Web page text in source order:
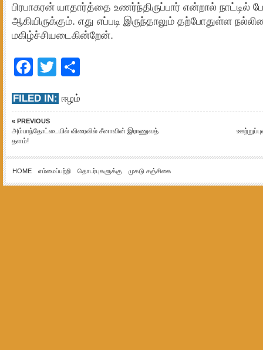
பிரபாகரன் யாதார்த்தை உணர்ந்திருப்பார் என்றால் நாட்டில்
ஆகியிருக்கும். எது எப்படி இருந்தாலும் தற்போதுள்ள
மகிழ்ச்சியடைகின்றேன்.
Facebook
Twitter
FILED IN: ஈழம்
« PREVIOUS
அம்பாந்தோட்டையில் விரைவில் சீனாவின் இராணுவத்
தளம்!
HOME எம்மைப்பற்றி தொடர்புகளுக்கு முகடு சஞ்சிகை